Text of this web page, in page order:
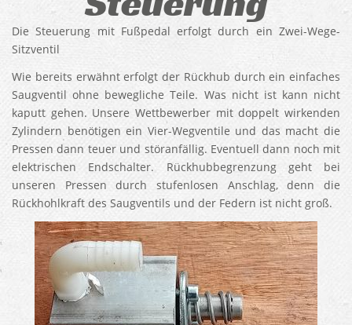
Die Steuerung mit Fußpedal erfolgt durch ein Zwei-Wege-
Sitzventil
Wie bereits erwähnt erfolgt der Rückhub durch ein einfaches
Saugventil ohne bewegliche Teile. Was nicht ist kann nicht
kaputt gehen. Unsere Wettbewerber mit doppelt wirkenden
Zylindern benötigen ein Vier-Wegventile und das macht die
Pressen dann teuer und störanfällig. Eventuell dann noch mit
elektrischen Endschalter. Rückhubbegrenzung geht bei
unseren Pressen durch stufenlosen Anschlag, denn die
Rückhohlkraft des Saugventils und der Federn ist nicht groß.